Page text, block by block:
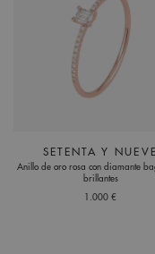
SETENTA Y NUEVE
Anillo de oro rosa con diamante
brillantes
1.000 €